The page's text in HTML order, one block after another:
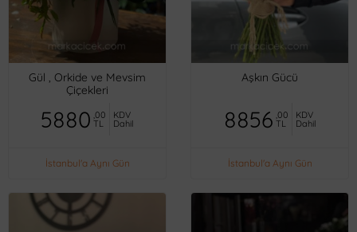
Gül , Orkide ve Mevsim
Çiçekleri
5880 ,00
TL
KDV
Dahil
İstanbul'a Aynı Gün
Aşkın Gücü
8856 ,00
TL
KDV
Dahil
İstanbul'a Aynı Gün